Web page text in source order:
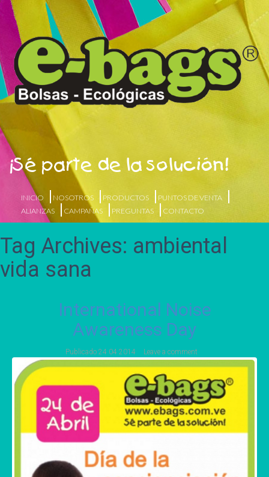
¡Sé parte de la solución!
INICIO NOSOTROS PRODUCTOS
PUNTOS DE VENTA
ALIANZAS
CAMPAÑAS PREGUNTAS CONTACTO
Tag Archives: ambiental
vida sana
International Noise
Awareness Day
Publicado 24 04 2014 Leave a comment